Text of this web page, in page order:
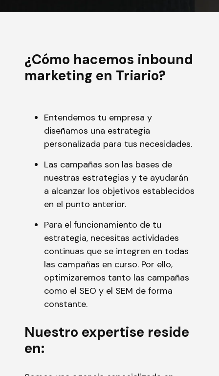
¿Cómo hacemos inbound
marketing en Triario?
Entendemos tu empresa y
diseñamos una estrategia
personalizada para tus necesidades.
Las campañas son las bases de
nuestras estrategias y te ayudarán
a alcanzar los objetivos establecidos
en el punto anterior.
Para el funcionamiento de tu
estrategia, necesitas actividades
continuas que se integren en todas
las campañas en curso. Por ello,
optimizaremos tanto las campañas
como el SEO y el SEM de forma
constante.
Nuestro expertise reside
en: